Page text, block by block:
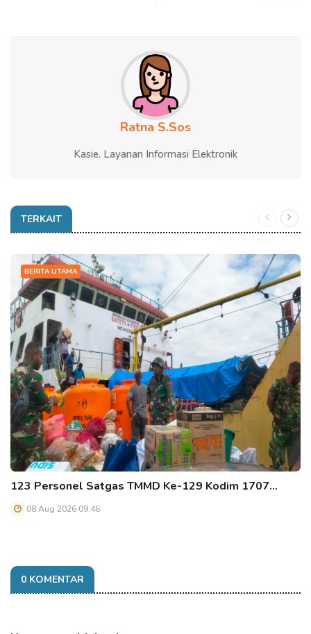
Ratna S.Sos
Kasie. Layanan Informasi Elektronik
TERKAIT
BERITA UTAMA
123 Personel Satgas TMMD Ke-129 Kodim 1707…
08 Aug 2026 09:46
0 KOMENTAR